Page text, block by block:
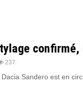
237
Sandero est en